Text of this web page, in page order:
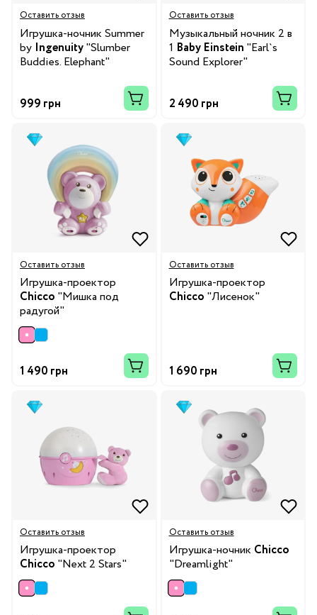
Оставить отзыв
Игрушка-ночник Summer
by Ingenuity"Slumber
Buddies. Elephant"
999 грн
Оставить отзыв
Музыкальный ночник 2 в
1 Baby Einstein "Earl`s
Sound Explorer"
2 490 грн
Оставить отзыв
Игрушка-проектор
Chicco "Мишка под
радугой"
1 490 грн
Оставить отзыв
Игрушка-проектор
Chicco "Лисенок"
1 690 грн
Оставить отзыв
Игрушка-проектор
Chicco "Next 2 Stars"
Оставить отзыв
Игрушка-ночник Chicco
"Dreamlight"